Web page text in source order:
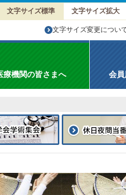
文字サイズ標準 文字サイズ拡大
文字サイズ変更につい
療機関の皆さまへ 会